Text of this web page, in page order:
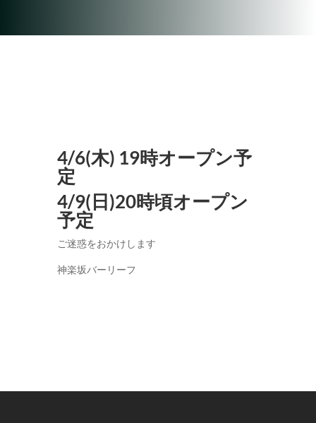
4/6(木) 19時オープン予
定
4/9(日)20時頃オープン
予定
ご迷惑をおかけします
神楽坂バーリーフ